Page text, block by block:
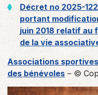
Décret no 2025-
portant
juin 2018 relatif au
de la vie
Associations
des bénévoles – ©